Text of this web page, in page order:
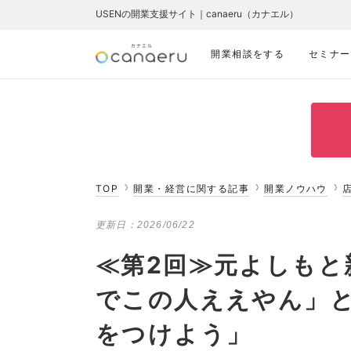
開業相談をする セミナ
USENの開業支援サイト｜canaeru（カナエル）
TOP 開業・経営に関する記事 開業ノウハウ
更新日： 2026/06/22
≪第2回≫元よしもと
でこの人ええやん」
をつけよう」